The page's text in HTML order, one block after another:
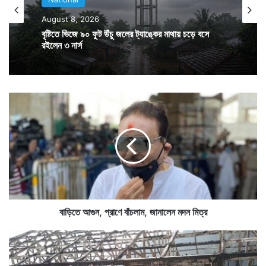
দিঘার মত পর্যটন ক্ষেত্র তছনছ হয়ে গেছে। তছনছ হয়েছে
ওড়িশাও। এত খারাপের পরও যশ কিন্তু কিছু মানুষের মুখে হাসি
ফুটিয়ে গেল।
August 8, 2026
বৃষ্টিতে ভিজে ৯০ ফুট উঁচু জলের ট্যাঙ্কের মাথায় চড়ে বসে
রইলেন ৩ নার্স
তে
আ
গু
ন
প্রা
ণে
লা
ম
,
বাড়িতে আগুন, প্রাণে বাঁচলাম, জানালেন মদন মিত্র
বৈ
ষ্ণো
দে